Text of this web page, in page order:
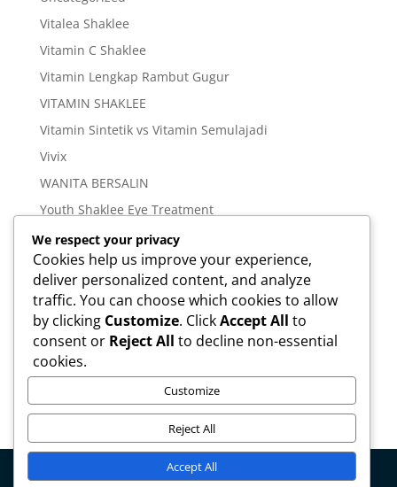
Vitalea Shaklee
Vitamin C Shaklee
Vitamin Lengkap Rambut Gugur
VITAMIN SHAKLEE
Vitamin Sintetik vs Vitamin Semulajadi
Vivix
WANITA BERSALIN
Youth Shaklee Eye Treatment
YOUTH SKIN CARE SERIES
Meta
Log in
Entries feed
Comments feed
We respect your privacy
Cookies help us improve your experience,
deliver personalized content, and analyze
traffic. You can choose which cookies to allow
by clicking Customize. ClickAccept All to
consent or Reject All to decline non-essential
cookies.
Customize
Reject All
Accept All